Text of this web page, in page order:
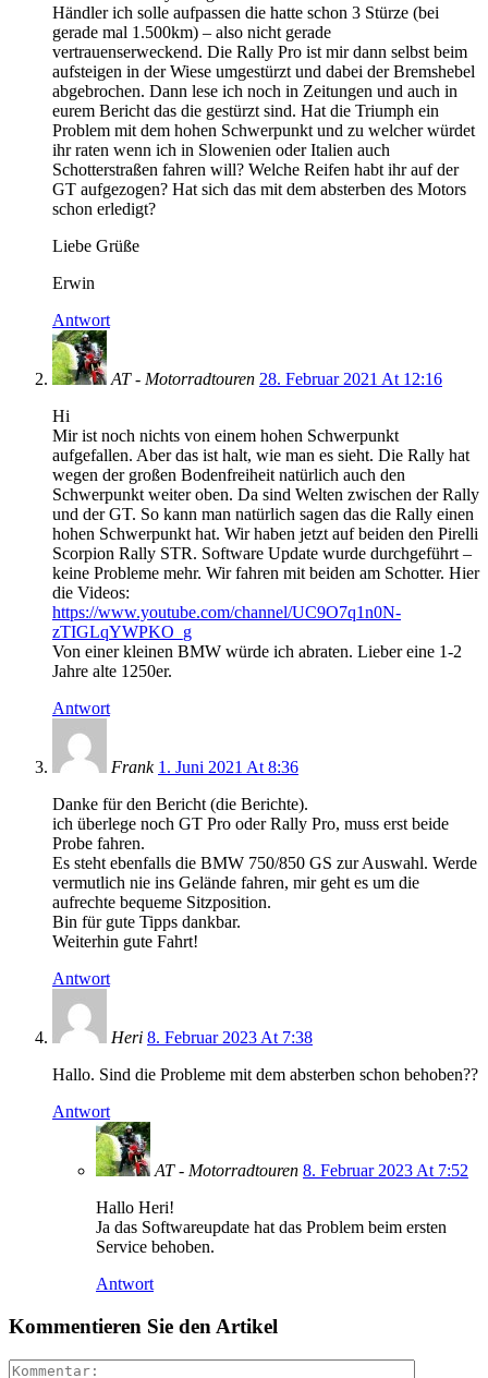
Händler ich solle aufpassen die hatte schon 3 Stürze (bei
gerade mal 1.500km) – also nicht gerade
vertrauenserweckend. Die Rally Pro ist mir dann selbst beim
aufsteigen in der Wiese umgestürzt und dabei der Bremshebel
abgebrochen. Dann lese ich noch in Zeitungen und auch in
eurem Bericht das die gestürzt sind. Hat die Triumph ein
Problem mit dem hohen Schwerpunkt und zu welcher würdet
ihr raten wenn ich in Slowenien oder Italien auch
Schotterstraßen fahren will? Welche Reifen habt ihr auf der
GT aufgezogen? Hat sich das mit dem absterben des Motors
schon erledigt?
Liebe Grüße
Erwin
Antwort
AT - Motorradtouren 28. Februar 2021 At 12:16
Hi
Mir ist noch nichts von einem hohen Schwerpunkt
aufgefallen. Aber das ist halt, wie man es sieht. Die Rally hat
wegen der großen Bodenfreiheit natürlich auch den
Schwerpunkt weiter oben. Da sind Welten zwischen der Rally
und der GT. So kann man natürlich sagen das die Rally einen
hohen Schwerpunkt hat. Wir haben jetzt auf beiden den Pirelli
Scorpion Rally STR. Software Update wurde durchgeführt –
keine Probleme mehr. Wir fahren mit beiden am Schotter. Hier
die Videos:
https://www.youtube.com/channel/UC9O7q1n0N-
zTIGLqYWPKO_g
Von einer kleinen BMW würde ich abraten. Lieber eine 1-2
Jahre alte 1250er.
Antwort
Frank 1. Juni 2021 At 8:36
Danke für den Bericht (die Berichte).
ich überlege noch GT Pro oder Rally Pro, muss erst beide
Probe fahren.
Es steht ebenfalls die BMW 750/850 GS zur Auswahl. Werde
vermutlich nie ins Gelände fahren, mir geht es um die
aufrechte bequeme Sitzposition.
Bin für gute Tipps dankbar.
Weiterhin gute Fahrt!
Antwort
Heri 8. Februar 2023 At 7:38
Hallo. Sind die Probleme mit dem absterben schon behoben??
Antwort
AT - Motorradtouren 8. Februar 2023 At 7:52
Hallo Heri!
Ja das Softwareupdate hat das Problem beim ersten
Service behoben.
Antwort
Kommentieren Sie den Artikel